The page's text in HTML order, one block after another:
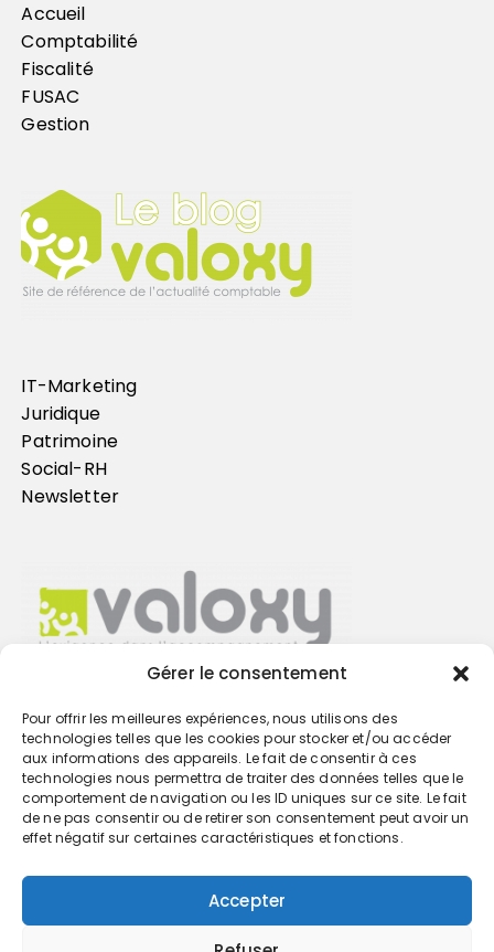
Gérer le consentement
Pour offrir les meilleures expériences, nous utilisons des
technologies telles que les cookies pour stocker et/ou accéder
aux informations des appareils. Le fait de consentir à ces
technologies nous permettra de traiter des données telles que le
comportement de navigation ou les ID uniques sur ce site. Le fait
de ne pas consentir ou de retirer son consentement peut avoir un
effet négatif sur certaines caractéristiques et fonctions.
Accepter
Accueil
Comptabilité
Fiscalité
FUSAC
Gestion
IT-Marketing
Juridique
Patrimoine
Social-RH
Newsletter
Trouvez votre cabinet
GO